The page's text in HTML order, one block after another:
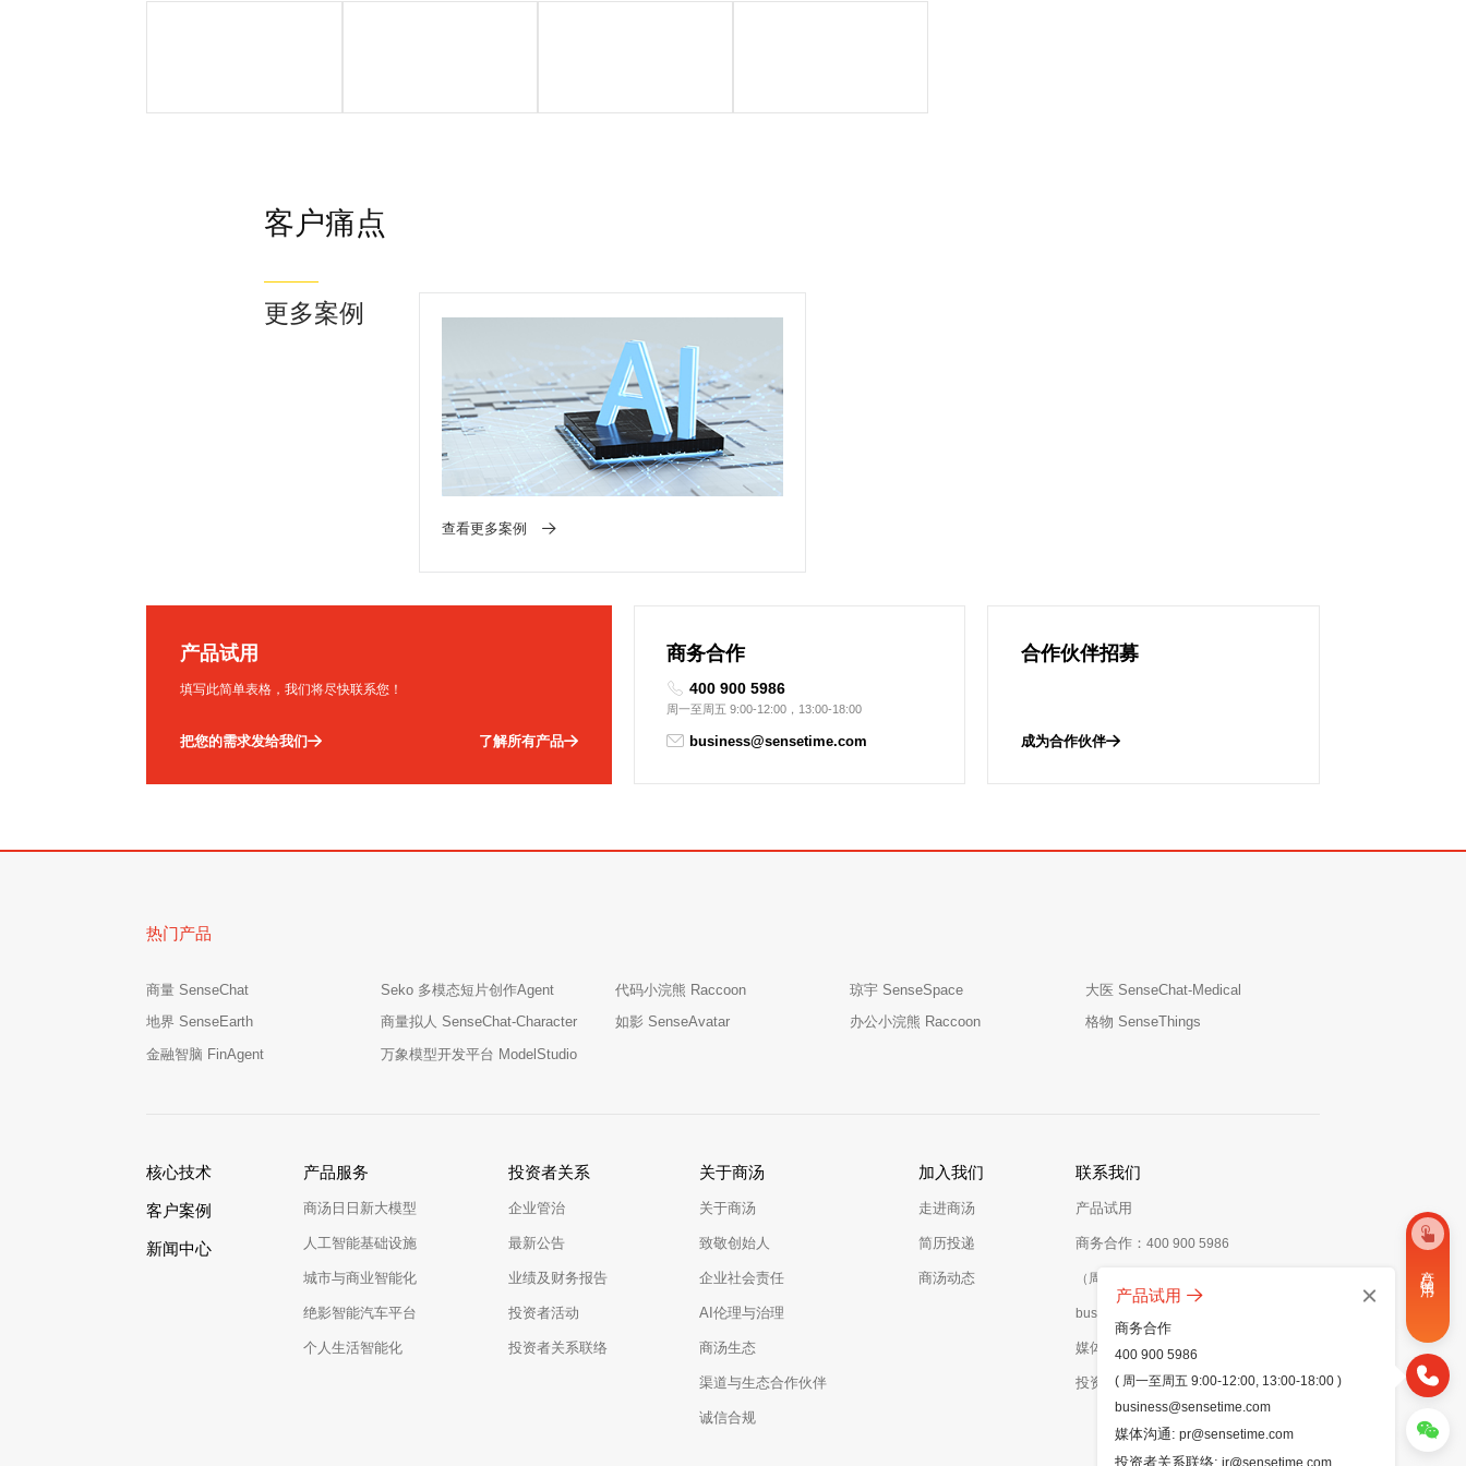
客户痛点
更多案例
查看更多案例
产品试用
填写此简单表格，我们将尽快联系您！
把您的需求发给我们 了解所有产品
商务合作
400 900 5986
周一至周五 9:00-12:00，13:00-18:00
business@sensetime.com
合作伙伴招募
成为合作伙伴
热门产品
商量 SenseChat Seko 多模态短片创作Agent 代码小浣熊 Raccoon 琼宇 SenseSpace
大医 SenseChat-Medical
地界 SenseEarth
商量拟人 SenseChat-Character 如影 SenseAvatar 办公小浣熊 Raccoon
格物 SenseThings
金融智脑 FinAgent
万象模型开发平台 ModelStudio
核心技术
客户案例
新闻中心
产品服务
商汤日日新大模型
人工智能基础设施
城市与商业智能化
绝影智能汽车平台
个人生活智能化
投资者关系
企业管治
最新公告
业绩及财务报告
投资者活动
投资者关系联络
关于商汤
关于商汤
致敬创始人
企业社会责任
AI伦理与治理
商汤生态
渠道与生态合作伙伴
诚信合规
加入我们
走进商汤
简历投递
商汤动态
联系我们
产品试用
商务合作： 400 900 5986
（周一至周五 9:00-12:00，13:00-18:00）
business@sensetime.com
媒体沟通：pr@sensetime.com
投资者关系联络： ir@sensetime.com
产品试用
商务合作
400 900 5986
( 周一至周五 9:00-12:00, 13:00-18:00 )
business@sensetime.com
媒体沟通: pr@sensetime.com
投资者关系联络: ir@sensetime.com